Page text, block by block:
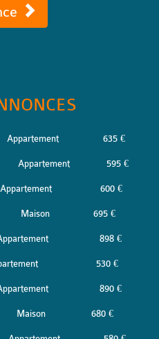
Appartement 635 €
Appartement 595 €
Appartement 600 €
Maison 695 €
898 €
530 €
890 €
Maison 680 €